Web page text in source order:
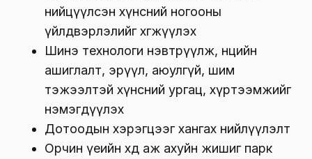
нийцүүлсэн хүнсний ногооны
үйлдвэрлэлийг хөгжүүлэх
Шинэ технологи нэвтрүүлж, нөөцийн
ашиглалт, эрүүл, аюулгүй, шим
тэжээлтэй хүнсний ургац, хүртээмжийг
нэмэгдүүлэх
Дотоодын хэрэгцээг хангах нийлүүлэлт
Орчин үеийн хөдөө аж ахуйн жишиг парк